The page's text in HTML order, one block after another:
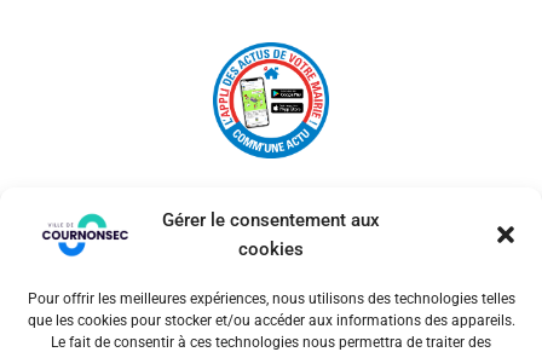
Gérer le consentement aux
cookies
Pour offrir les meilleures expériences, nous utilisons des technologies telles
que les cookies pour stocker et/ou accéder aux informations des appareils.
Le fait de consentir à ces technologies nous permettra de traiter des
© 2026 Ville de Cournonsec. Un service proposé par
Comm'un Site